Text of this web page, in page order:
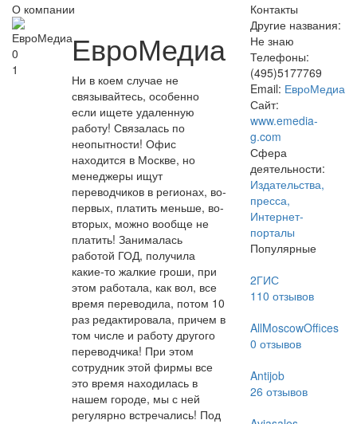
О компании
0
1
ЕвроМедиа
Ни в коем случае не
связывайтесь, особенно
если ищете удаленную
работу! Связалась по
неопытности! Офис
находится в Москве, но
менеджеры ищут
переводчиков в регионах, во-
первых, платить меньше, во-
вторых, можно вообще не
платить! Занималась
работой ГОД, получила
какие-то жалкие гроши, при
этом работала, как вол, все
время переводила, потом 10
раз редактировала, причем в
том числе и работу другого
переводчика! При этом
сотрудник этой фирмы все
это время находилась в
нашем городе, мы с ней
регулярно встречались! Под
Контакты
Другие названия:
Не знаю
Телефоны:
(495)5177769
Email: ЕвроМедиа
Сайт:
www.emedia-
g.com
Сфера
деятельности:
Издательства,
пресса,
Интернет-
порталы
Популярные
2ГИС
110 отзывов
AllMoscowOffices
0 отзывов
Antijob
26 отзывов